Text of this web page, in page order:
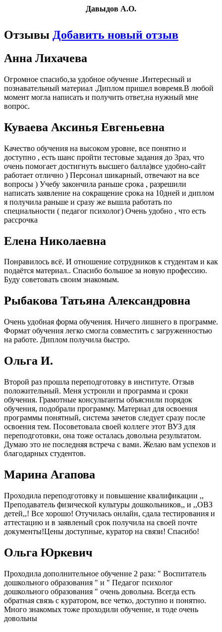
Давыдов А.О.
Отзывы Добавить новый отзыв
Анна Лихачева
Огромное спасибо,за удобное обучение .Интересный и
познавательный материал .Диплом пришел вовремя.В любой
момент могла написать и получить ответ,на нужный мне
вопрос.
Куваева Аксинья Евгеньевна
Качество обучения на высоком уровне, все понятно и
доступно , есть шанс пройти тестовые задания до 3раз, что
очень помогает достигнуть высшего балла)все удобно-сайт
работает отлично ) Персонал шикарный, отвечают на все
вопросы ) Учебу закончила раньше срока , разрешили
написать заявление на сокращение срока на 10дней и диплом
я получила раньше и сразу же вышла работать по
специальности ( педагог психолог) Очень удобно , что есть
рассрочка
Елена Николаевна
Понравилось всё. И отношение сотрудников к студентам и как
подаётся материал.. Спасибо большое за новую профессию.
Буду советовать своим знакомым.
Рыбакова Татьяна Александровна
Очень удобная форма обучения. Ничего лишнего в программе.
Формат обучения легко смогла совместить с загруженностью
на работе. Диплом получила быстро.
Ольга И.
Второй раз прошла переподготовку в институте. Отзыв
положительный. Меня устроили и программа и сроки
обучения. Грамотные консультанты объяснили порядок
обучения, подобрали программу. Материал для освоения
программы понятный, система зачетов следует сразу после
освоения тем. Посоветовала своей коллеге этот ВУЗ для
переподготовки, она тоже осталась довольна результатом.
Думаю это не последняя встреча с вами. Желаю вам успехов и
благодарных студентов.
Марина Агапова
Проходила переподготовку и повышение квалификации ,,
Преподаватель физической культуры дошкольников,, и ,,ОВЗ
детей,,! Все хорошо! Отучилась онлайн, сдала тестирования и
аттестацию и в заявленый срок получила на своей почте
документы!Цены доступные, куратор на связи! Спасибо!
Ольга Юркевич
Проходила дополнительное обучение 2 раза: " Воспитатель
дошкольного образования " и " Педагог психолог
дошкольного образования " очень довольна. Всегда есть
обратная связь с куратором, все четко, доступно и понятно.
Много знакомых тоже проходили обучение, и тоде очень
довольны